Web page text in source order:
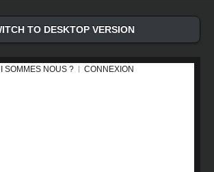
TO DESKTOP VERSION
SOMMES NOUS ? CONNEXION